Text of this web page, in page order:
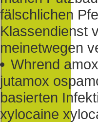
fälschlichen
Klassendienst
meinetwegen
Whrend
jutamox
basierten
xylocaine